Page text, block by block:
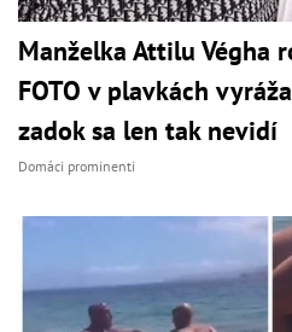
Manželka Attilu Végha
FOTO v plavkách
zadok sa len tak nevidí
Domáci prominenti